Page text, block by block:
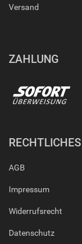
Versand
ZAHLUNG
RECHTLICHES
AGB
Impressum
Widerrufsrecht
Datenschutz